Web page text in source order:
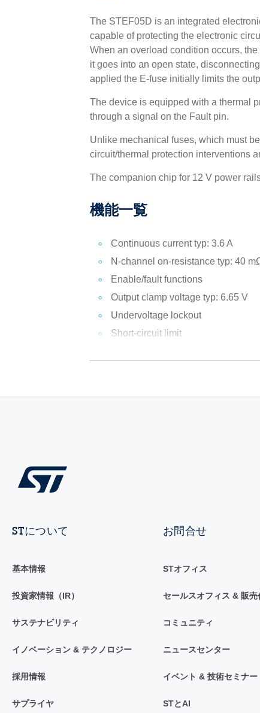
The STEF05D is an integrated
capable of protecting the electronic
When an overload condition occurs,
it goes into an open state,
applied the E-fuse initially limits the
The device is equipped with a thermal
through a signal on the Fault pin.
Unlike mechanical fuses, which must
circuit/thermal protection interventions
The companion chip for 12 V power
機能一覧
Continuous current typ: 3.6 A
N-channel on-resistance typ: 40
Enable/fault functions
Output clamp voltage typ: 6.65 V
Undervoltage lockout
Short-circuit limit
STについて
基本情報
投資家情報（IR）
サステナビリティ
イノベーション & テクノロジー
採用情報
サプライヤ
お問合せ
STオフィス
セールスオフィス & 販売
コミュニティ
ニュースセンター
イベント & 技術セミナー
STとAI